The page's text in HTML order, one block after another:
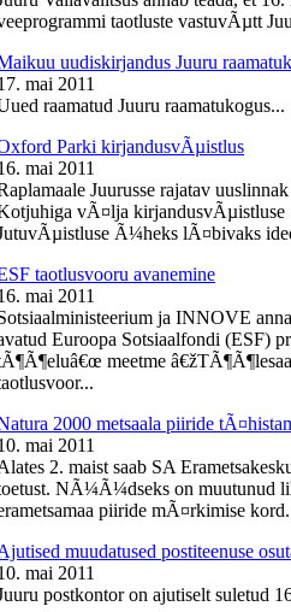
taotluste vastuvÃµtt
uudiskirjandus Juuru
mai 2011
raamatud Juuru raamatukogus...
Parki kirjandusvÃµistlus
mai 2011
Juurusse rajatav
vÃ¤lja
Ã¼heks lÃ¤bivaks
taotlusvooru avanemine
mai 2011
ja INNOVE
Euroopa Sotsiaalfondi (ESF)
meetme
2000 metsaala piiride
mai 2011
2. maist saab SA
NÃ¼Ã¼dseks on muutunud
piiride mÃ¤rkimise
muudatused postiteenuse
mai 2011
postkontor on ajutiselt suletud